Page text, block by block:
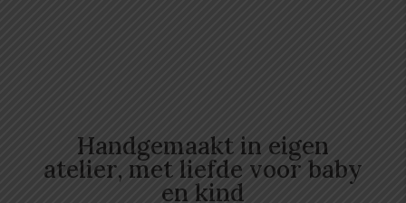
Handgemaakt in eigen
atelier, met liefde voor baby
en kind